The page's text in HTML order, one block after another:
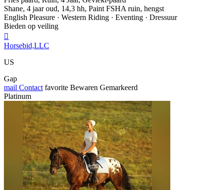
Shane, 4 jaar oud, 14,3 hh, Paint FSHA ruin, hengst
English Pleasure · Western Riding · Eventing · Dressuur
Bieden op veiling

Horsebid,LLC
US
Gap
mail Contact favorite Bewaren Gemarkeerd
Platinum